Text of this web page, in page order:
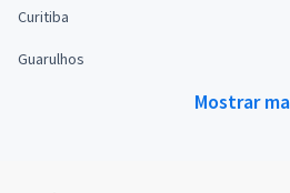
Curitiba
Guarulhos
Mostrar